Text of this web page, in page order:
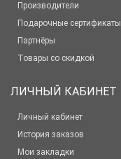
Производители
Подарочные сертификаты
Партнёры
Товары со скидкой
ЛИЧНЫЙ КАБИНЕТ
Личный кабинет
История заказов
Мои закладки